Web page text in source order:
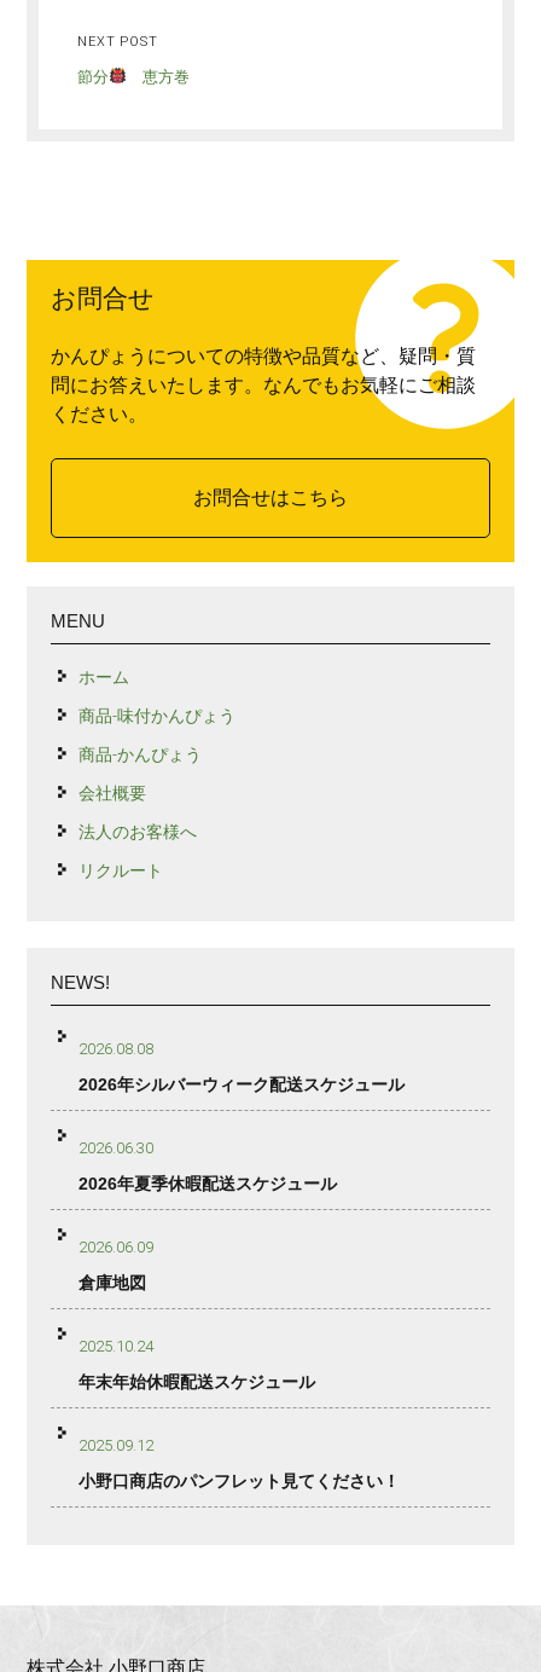
NEXT POST
節分 恵方巻
お問合せ
かんぴょうについての特徴や品質など、疑問・質
問にお答えいたします。なんでもお気軽にご相談
ください。
お問合せはこちら
MENU
ホーム
商品-味付かんぴょう
商品-かんぴょう
会社概要
法人のお客様へ
リクルート
NEWS!
2026.08.08
2026年シルバーウィーク配送スケジュール
2026.06.30
2026年夏季休暇配送スケジュール
2026.06.09
倉庫地図
2025.10.24
年末年始休暇配送スケジュール
2025.09.12
小野口商店のパンフレット見てください！
株式会社 小野口商店